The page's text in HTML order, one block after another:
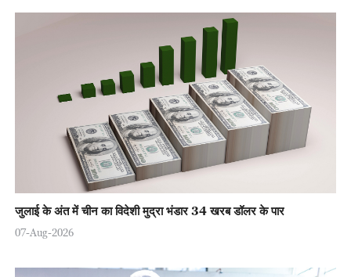
जुलाई के अंत में चीन का विदेशी मुद्रा भंडार 34 खरब डॉलर के पार
07-Aug-2026